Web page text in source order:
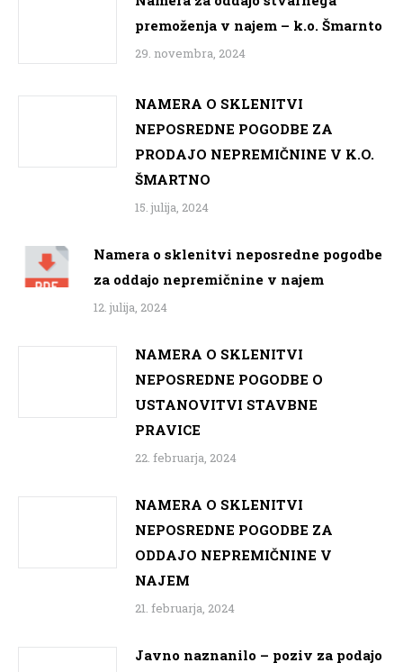
premoženja v najem – k.o. Šmarnto
29. novembra, 2024
NAMERA O SKLENITVI
NEPOSREDNE POGODBE ZA
PRODAJO NEPREMIČNINE V K.O.
ŠMARTNO
15. julija, 2024
Namera o sklenitvi neposredne pogodbe
za oddajo nepremičnine v najem
12. julija, 2024
NAMERA O SKLENITVI
NEPOSREDNE POGODBE O
USTANOVITVI STAVBNE
PRAVICE
22. februarja, 2024
NAMERA O SKLENITVI
NEPOSREDNE POGODBE ZA
ODDAJO NEPREMIČNINE V
NAJEM
21. februarja, 2024
Javno naznanilo – poziv za podajo